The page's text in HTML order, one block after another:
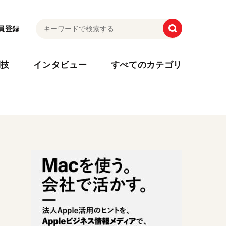
登録
インタビュー すべてのカテゴリ